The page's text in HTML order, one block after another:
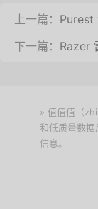
上一篇： Purest
下一篇： Razer
» 值值值（
和低质量数
信息。